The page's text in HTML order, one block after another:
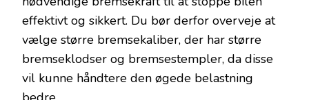
effektivt og sikkert. Du bør derfor overveje at
vælge større bremsekaliber, der har større
bremseklodser og bremsestempler, da disse
vil kunne håndtere den øgede belastning